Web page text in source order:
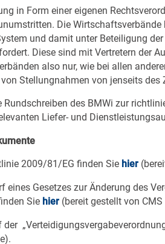
in Form einer eigenen
Die
und damit unter Beteiligung
Diese sind mit Vertretern der
also nur, wie bei allen
Stellungnahmen von jenseits des
Rundschreiben des BMWi zur
Liefer- und
2009/81/EG finden Sie hier
eines Gesetzes zur Änderung des
Sie hier (bereit gestellt von
der